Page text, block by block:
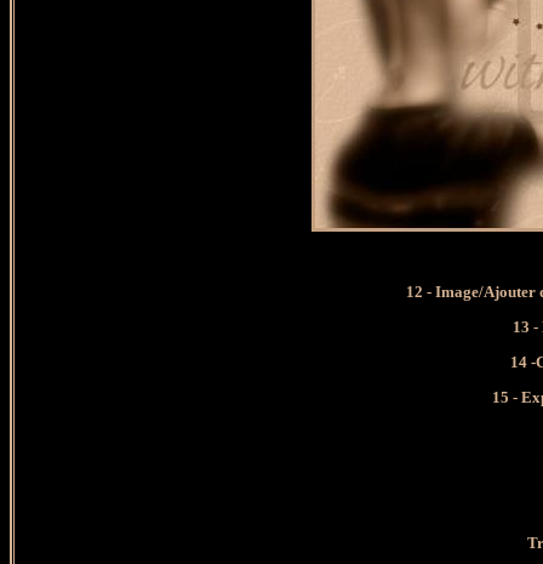
12 - Image/Ajouter
13
14 -
15 -